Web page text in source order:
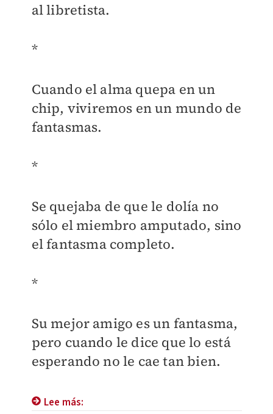
al libretista.
*
Cuando el alma quepa en un
chip, viviremos en un mundo de
fantasmas.
*
Se quejaba de que le dolía no
sólo el miembro amputado, sino
el fantasma completo.
*
Su mejor amigo es un fantasma,
pero cuando le dice que lo está
esperando no le cae tan bien.
Lee más: